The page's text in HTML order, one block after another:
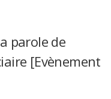
parole de
[Evènement